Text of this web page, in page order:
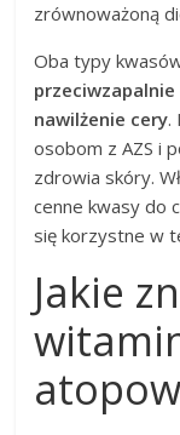
zrównoważoną
Oba typy
przeciwzapalnie
nawilżenie cery.
osobom z AZS i
zdrowia skóry.
cenne kwasy do
się korzystne w
Jakie